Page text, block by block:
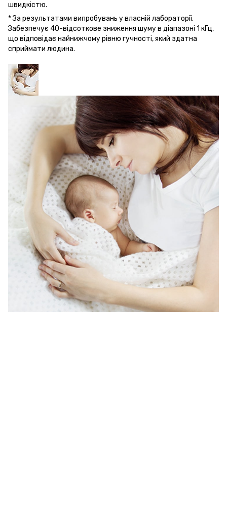
швидкістю.
* За результатами випробувань у власній лабораторії.
Забезпечує 40-відсоткове зниження шуму в діапазоні 1 кГц,
що відповідає найнижчому рівню гучності, який здатна
сприймати людина.